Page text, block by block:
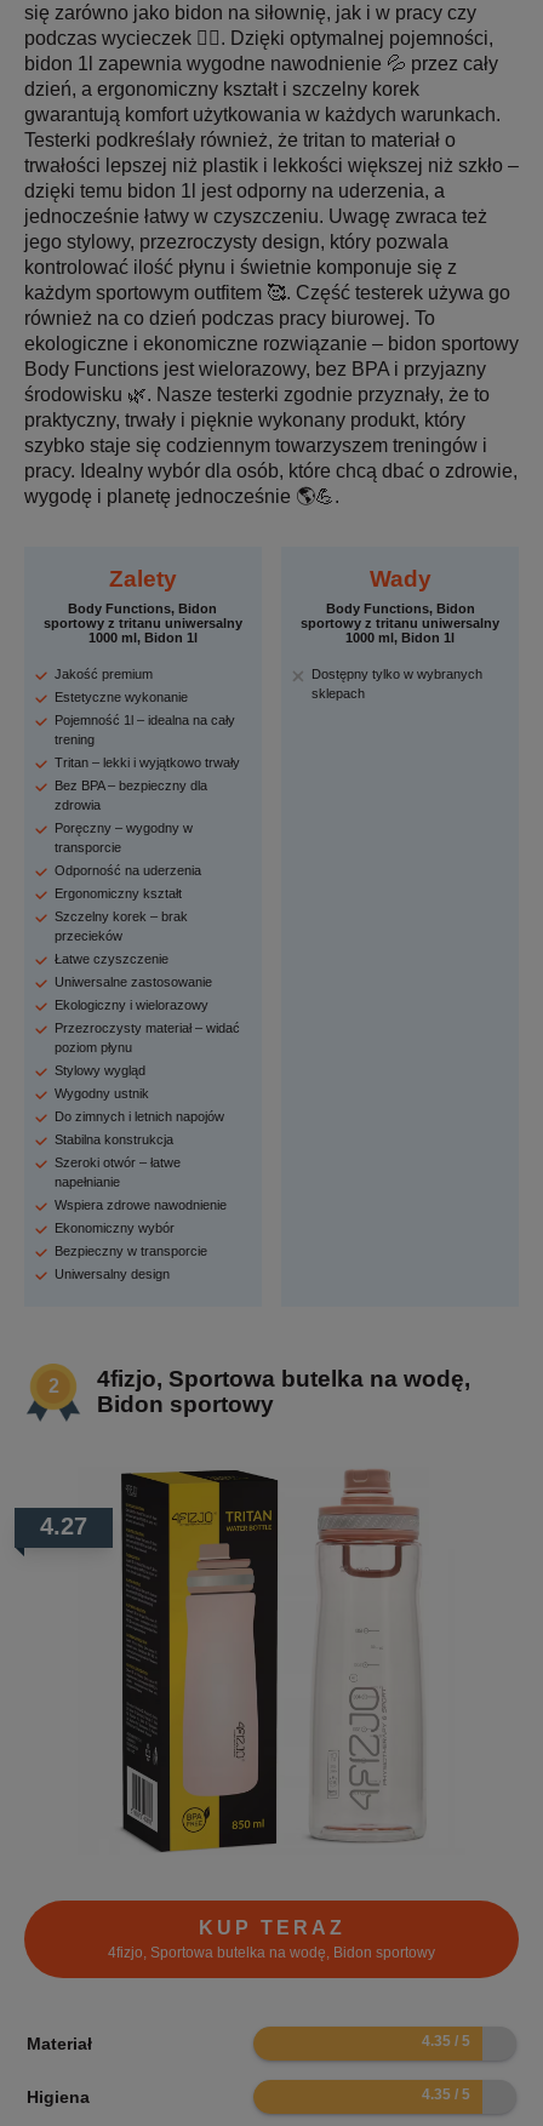
się zarówno jako bidon na siłownię, jak i w pracy czy
podczas wycieczek 🚴‍♀️. Dzięki optymalnej pojemności,
bidon 1l zapewnia wygodne nawodnienie 💦 przez cały
dzień, a ergonomiczny kształt i szczelny korek
gwarantują komfort użytkowania w każdych warunkach.
Testerki podkreślały również, że tritan to materiał o
trwałości lepszej niż plastik i lekkości większej niż szkło –
dzięki temu bidon 1l jest odporny na uderzenia, a
jednocześnie łatwy w czyszczeniu. Uwagę zwraca też
jego stylowy, przezroczysty design, który pozwala
kontrolować ilość płynu i świetnie komponuje się z
każdym sportowym outfitem 🥰. Część testerek używa go
również na co dzień podczas pracy biurowej. To
ekologiczne i ekonomiczne rozwiązanie – bidon sportowy
Body Functions jest wielorazowy, bez BPA i przyjazny
środowisku 🌿. Nasze testerki zgodnie przyznały, że to
praktyczny, trwały i pięknie wykonany produkt, który
szybko staje się codziennym towarzyszem treningów i
pracy. Idealny wybór dla osób, które chcą dbać o zdrowie,
wygodę i planetę jednocześnie 🌎💪.
Zalety
Body Functions, Bidon
sportowy z tritanu uniwersalny
1000 ml, Bidon 1l
Jakość premium
Estetyczne wykonanie
Pojemność 1l – idealna na cały
trening
Tritan – lekki i wyjątkowo trwały
Bez BPA – bezpieczny dla
zdrowia
Poręczny – wygodny w
transporcie
Odporność na uderzenia
Ergonomiczny kształt
Szczelny korek – brak
przecieków
Łatwe czyszczenie
Uniwersalne zastosowanie
Ekologiczny i wielorazowy
Przezroczysty materiał – widać
poziom płynu
Stylowy wygląd
Wygodny ustnik
Do zimnych i letnich napojów
Stabilna konstrukcja
Szeroki otwór – łatwe
napełnianie
Wspiera zdrowe nawodnienie
Ekonomiczny wybór
Bezpieczny w transporcie
Uniwersalny design
Wady
Body Functions, Bidon
sportowy z tritanu uniwersalny
1000 ml, Bidon 1l
Dostępny tylko w wybranych
sklepach
4fizjo, Sportowa butelka na wodę,
Bidon sportowy
4.27
KUP TERAZ
4fizjo, Sportowa butelka na wodę, Bidon sportowy
Materiał 8.7
Higiena 8.7